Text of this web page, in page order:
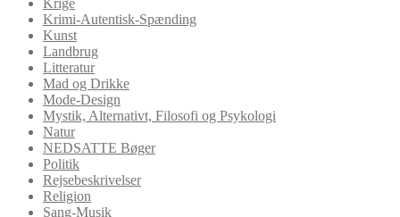
Krige
Krimi-Autentisk-Spænding
Kunst
Landbrug
Litteratur
Mad og Drikke
Mode-Design
Mystik, Alternativt, Filosofi og Psykologi
Natur
NEDSATTE Bøger
Politik
Rejsebeskrivelser
Religion
Sang-Musik